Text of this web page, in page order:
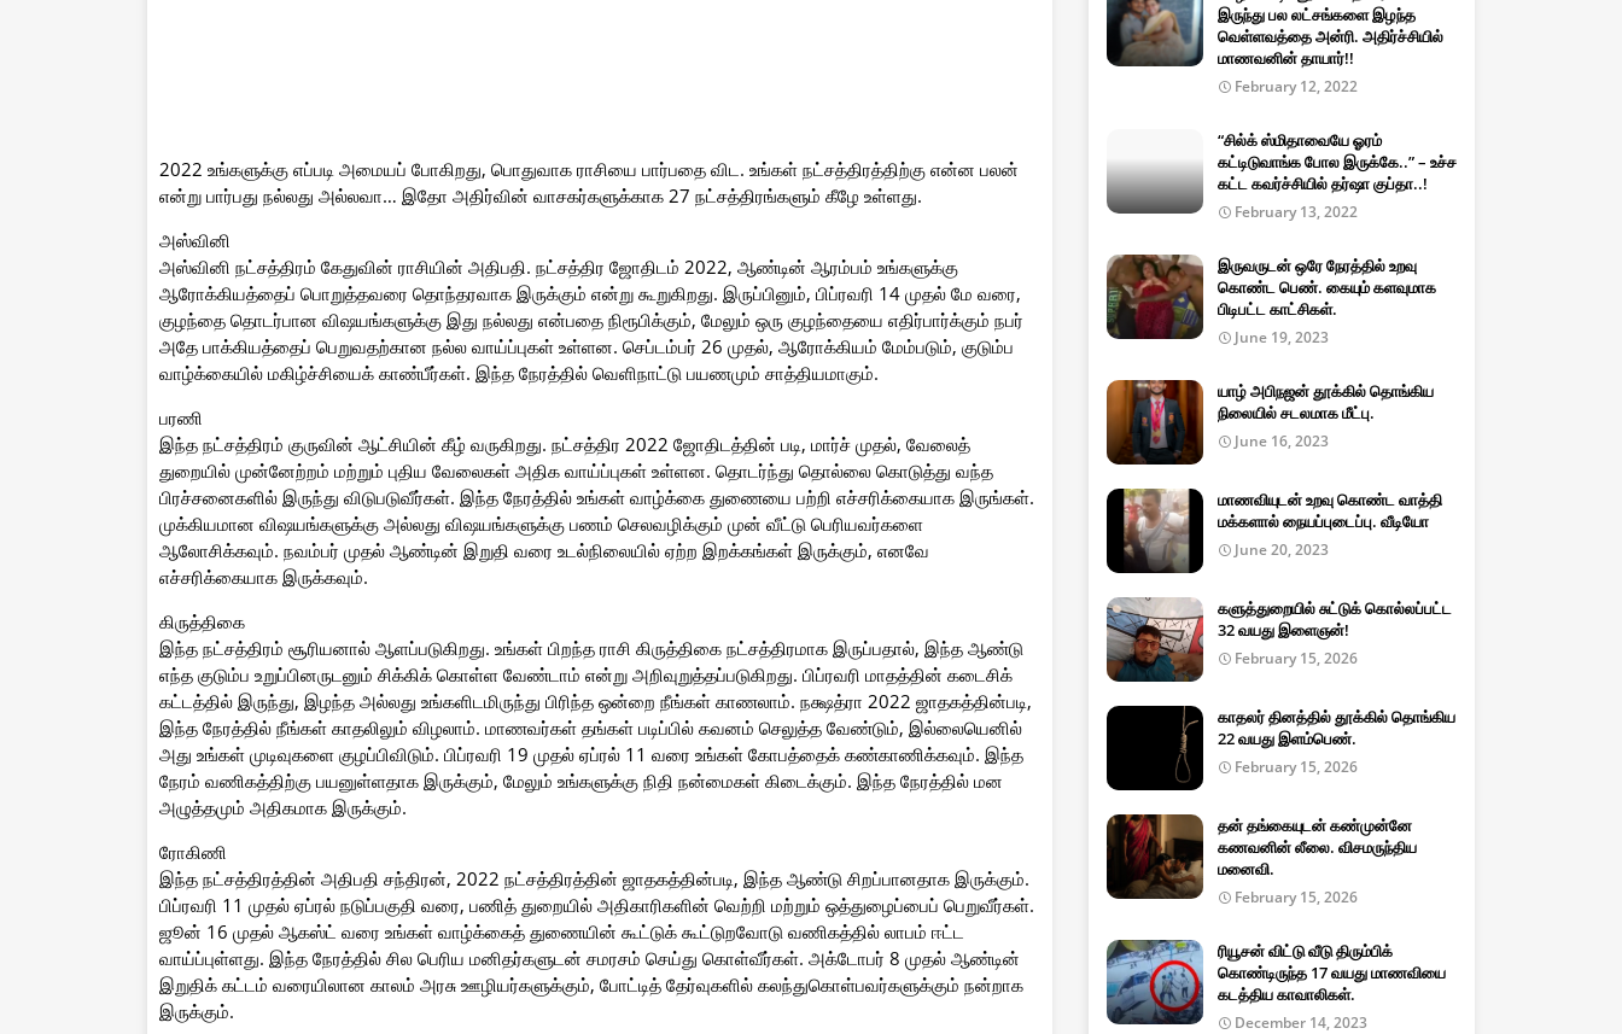
2022 உங்களுக்கு எப்படி அமையப் போகிறது, பொதுவாக ராசியை பார்பதை விட. உங்கள் நட்சத்திரத்திற்கு என்ன பலன்
என்று பார்பது நல்லது அல்லவா… இதோ அதிர்வின் வாசகர்களுக்காக 27 நட்சத்திரங்களும் கீழே உள்ளது.
அஸ்வினி
அஸ்வினி நட்சத்திரம் கேதுவின் ராசியின் அதிபதி. நட்சத்திர ஜோதிடம் 2022, ஆண்டின் ஆரம்பம் உங்களுக்கு
ஆரோக்கியத்தைப் பொறுத்தவரை தொந்தரவாக இருக்கும் என்று கூறுகிறது. இருப்பினும், பிப்ரவரி 14 முதல் மே வரை,
குழந்தை தொடர்பான விஷயங்களுக்கு இது நல்லது என்பதை நிரூபிக்கும், மேலும் ஒரு குழந்தையை எதிர்பார்க்கும் நபர்
அதே பாக்கியத்தைப் பெறுவதற்கான நல்ல வாய்ப்புகள் உள்ளன. செப்டம்பர் 26 முதல், ஆரோக்கியம் மேம்படும், குடும்ப
வாழ்க்கையில் மகிழ்ச்சியைக் காண்பீர்கள். இந்த நேரத்தில் வெளிநாட்டு பயணமும் சாத்தியமாகும்.
பரணி
இந்த நட்சத்திரம் குருவின் ஆட்சியின் கீழ் வருகிறது. நட்சத்திர 2022 ஜோதிடத்தின் படி, மார்ச் முதல், வேலைத்
துறையில் முன்னேற்றம் மற்றும் புதிய வேலைகள் அதிக வாய்ப்புகள் உள்ளன. தொடர்ந்து தொல்லை கொடுத்து வந்த
பிரச்சனைகளில் இருந்து விடுபடுவீர்கள். இந்த நேரத்தில் உங்கள் வாழ்க்கை துணையை பற்றி எச்சரிக்கையாக இருங்கள்.
முக்கியமான விஷயங்களுக்கு அல்லது விஷயங்களுக்கு பணம் செலவழிக்கும் முன் வீட்டு பெரியவர்களை
ஆலோசிக்கவும். நவம்பர் முதல் ஆண்டின் இறுதி வரை உடல்நிலையில் ஏற்ற இறக்கங்கள் இருக்கும், எனவே
எச்சரிக்கையாக இருக்கவும்.
கிருத்திகை
இந்த நட்சத்திரம் சூரியனால் ஆளப்படுகிறது. உங்கள் பிறந்த ராசி கிருத்திகை நட்சத்திரமாக இருப்பதால், இந்த ஆண்டு
எந்த குடும்ப உறுப்பினருடனும் சிக்கிக் கொள்ள வேண்டாம் என்று அறிவுறுத்தப்படுகிறது. பிப்ரவரி மாதத்தின் கடைசிக்
கட்டத்தில் இருந்து, இழந்த அல்லது உங்களிடமிருந்து பிரிந்த ஒன்றை நீங்கள் காணலாம். நக்ஷத்ரா 2022 ஜாதகத்தின்படி,
இந்த நேரத்தில் நீங்கள் காதலிலும் விழலாம். மாணவர்கள் தங்கள் படிப்பில் கவனம் செலுத்த வேண்டும், இல்லையெனில்
அது உங்கள் முடிவுகளை குழப்பிவிடும். பிப்ரவரி 19 முதல் ஏப்ரல் 11 வரை உங்கள் கோபத்தைக் கண்காணிக்கவும். இந்த
நேரம் வணிகத்திற்கு பயனுள்ளதாக இருக்கும், மேலும் உங்களுக்கு நிதி நன்மைகள் கிடைக்கும். இந்த நேரத்தில் மன
அழுத்தமும் அதிகமாக இருக்கும்.
ரோகிணி
இந்த நட்சத்திரத்தின் அதிபதி சந்திரன், 2022 நட்சத்திரத்தின் ஜாதகத்தின்படி, இந்த ஆண்டு சிறப்பானதாக இருக்கும்.
பிப்ரவரி 11 முதல் ஏப்ரல் நடுப்பகுதி வரை, பணித் துறையில் அதிகாரிகளின் வெற்றி மற்றும் ஒத்துழைப்பைப் பெறுவீர்கள்.
ஜூன் 16 முதல் ஆகஸ்ட் வரை உங்கள் வாழ்க்கைத் துணையின் கூட்டுக் கூட்டுறவோடு வணிகத்தில் லாபம் ஈட்ட
வாய்ப்புள்ளது. இந்த நேரத்தில் சில பெரிய மனிதர்களுடன் சமரசம் செய்து கொள்வீர்கள். அக்டோபர் 8 முதல் ஆண்டின்
இறுதிக் கட்டம் வரையிலான காலம் அரசு ஊழியர்களுக்கும், போட்டித் தேர்வுகளில் கலந்துகொள்பவர்களுக்கும் நன்றாக
இருக்கும்.
இருந்து பல லட்சங்களை இழந்த
வெள்ளவத்தை அன்ரி. அதிர்ச்சியில்
மாணவனின் தாயார்!!
February 12, 2022
“சில்க் ஸ்மிதாவையே ஓரம்
கட்டிடுவாங்க போல இருக்கே..” – உச்ச
கட்ட கவர்ச்சியில் தர்ஷா குப்தா..!
February 13, 2022
இருவருடன் ஒரே நேரத்தில் உறவு
கொண்ட பெண். கையும் களவுமாக
பிடிபட்ட காட்சிகள்.
June 19, 2023
யாழ் அபிநஜன் தூக்கில் தொங்கிய
நிலையில் சடலமாக மீட்பு.
June 16, 2023
மாணவியுடன் உறவு கொண்ட வாத்தி
மக்களால் நையப்புடைப்பு. வீடியோ
June 20, 2023
களுத்துறையில் சுட்டுக் கொல்லப்பட்ட
32 வயது இளைஞன்!
February 15, 2026
காதலர் தினத்தில் தூக்கில் தொங்கிய
22 வயது இளம்பெண்.
February 15, 2026
தன் தங்கையுடன் கண்முன்னே
கணவனின் லீலை. விசமருந்திய
மனைவி.
February 15, 2026
ரியூசன் விட்டு வீடு திரும்பிக்
கொண்டிருந்த 17 வயது மாணவியை
கடத்திய காவாலிகள்.
December 14, 2023